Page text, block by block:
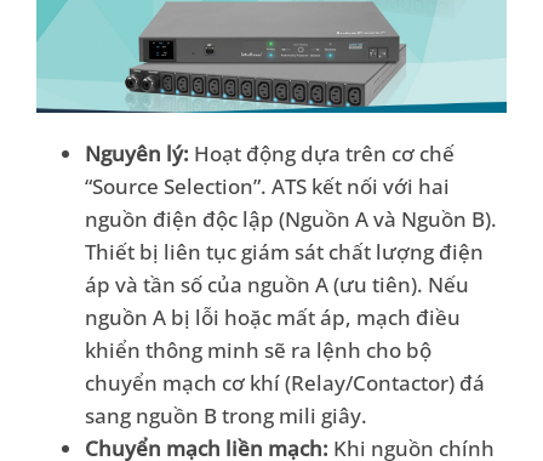
Nguyên lý: Hoạt động dựa trên cơ chế
“Source Selection”. ATS kết nối với hai
nguồn điện độc lập (Nguồn A và Nguồn B).
Thiết bị liên tục giám sát chất lượng điện
áp và tần số của nguồn A (ưu tiên). Nếu
nguồn A bị lỗi hoặc mất áp, mạch điều
khiển thông minh sẽ ra lệnh cho bộ
chuyển mạch cơ khí (Relay/Contactor) đá
sang nguồn B trong mili giây.
Chuyển mạch liền mạch: Khi nguồn chính